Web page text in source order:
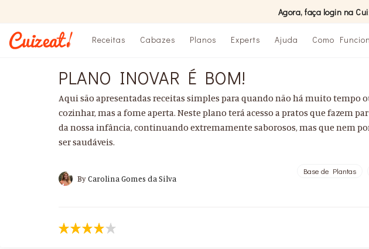
Agora, faça login na
Receitas Cabazes Planos Experts Ajuda Como
PLANO INOVAR É BOM!
Aqui são apresentadas receitas simples para quando não há muito tempo
cozinhar, mas a fome aperta. Neste plano terá acesso a pratos que fazem
da nossa infância, continuando extremamente saborosos, mas que nem
ser saudáveis.
ByCarolina Gomes da Silva
Base de Plantas